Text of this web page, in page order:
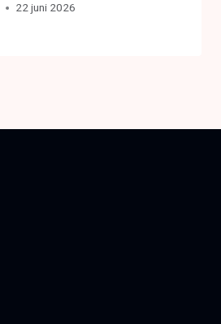
22 juni 2026